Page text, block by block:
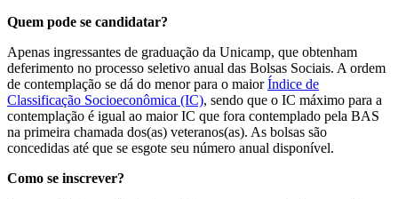
Quem pode se candidatar?
Apenas ingressantes de graduação da Unicamp, que obtenham
deferimento no processo seletivo anual das Bolsas Sociais. A ordem
de contemplação se dá do menor para o maiorÍndice de
Classificação Socioeconômica (IC), sendo que o IC máximo para a
contemplação é igual ao maior IC que fora contemplado pela BAS
na primeira chamada dos(as) veteranos(as). As bolsas são
concedidas até que se esgote seu número anual disponível.
Como se inscrever?